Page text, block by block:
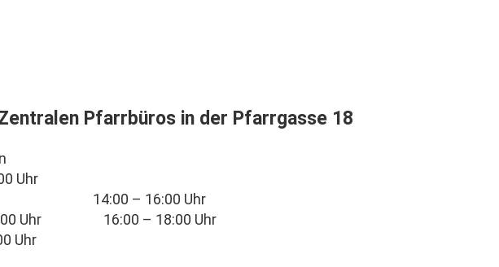
Pfarrbüros in der Pfarrgasse 18
Uhr
– 16:00 Uhr
Uhr 16:00 – 18:00 Uhr
Uhr